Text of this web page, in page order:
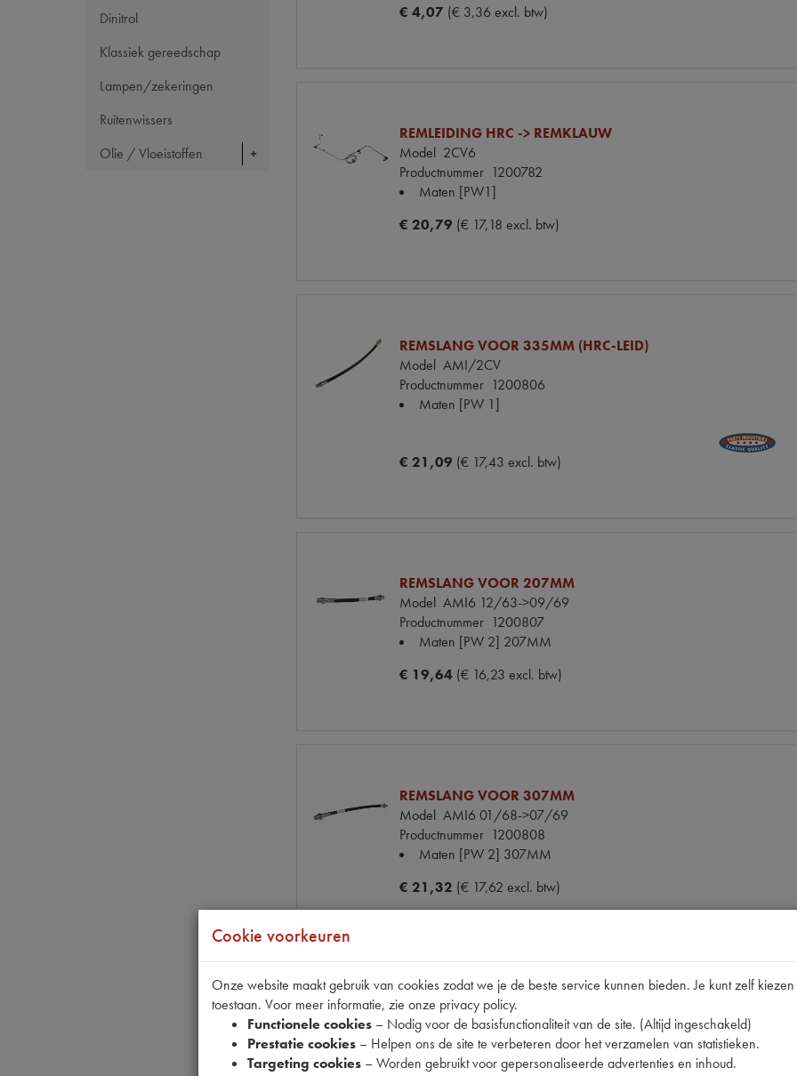
Dinitrol
Klassiek gereedschap
Lampen/zekeringen
Ruitenwissers
Olie / Vloeistoffen
€ 4,07 (€ 3,36 excl. btw)
REMLEIDING HRC -> REMKLAUW
Model 2CV6
Productnummer 1200782
Maten [PW1]
€ 20,79 (€ 17,18 excl. btw)
REMSLANG VOOR 335MM (HRC-LEID)
Model AMI/2CV
Productnummer 1200806
Maten [PW 1]
€ 21,09 (€ 17,43 excl. btw)
REMSLANG VOOR 207MM
Model AMI6 12/63->09/69
Productnummer 1200807
Maten [PW 2] 207MM
€ 19,64 (€ 16,23 excl. btw)
REMSLANG VOOR 307MM
Model AMI6 01/68->07/69
Productnummer 1200808
Maten [PW 2] 307MM
€ 21,32 (€ 17,62 excl. btw)
REMVLOEISTOF DOT-3 485 ML
Productnummer1912013
Codes 1912011 | 19485 | DOT3 | FMVSS DOT-3 24
Cookie voorkeuren
Onze website maakt gebruik van cookies zodat we je de beste service kunnen bieden. Je kunt zelf
toestaan. Voor meer informatie, zie onze privacy policy.
Functionele cookies – Nodig voor de basisfunctionaliteit van de site. (Altijd ingeschakeld)
Prestatie cookies – Helpen ons de site te verbeteren door het verzamelen van statistieken.
Targeting cookies – Worden gebruikt voor gepersonaliseerde advertenties en inhoud.